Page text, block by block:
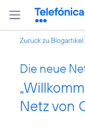
Zurück zu Blogartikel
Die neue
Netz von